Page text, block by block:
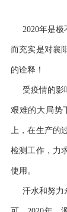
2020年是极
而充实是对襄
的诠释！
受疫情的影
艰难的大局势
上，在生产的
检测工作，力
使用。
汗水和努力